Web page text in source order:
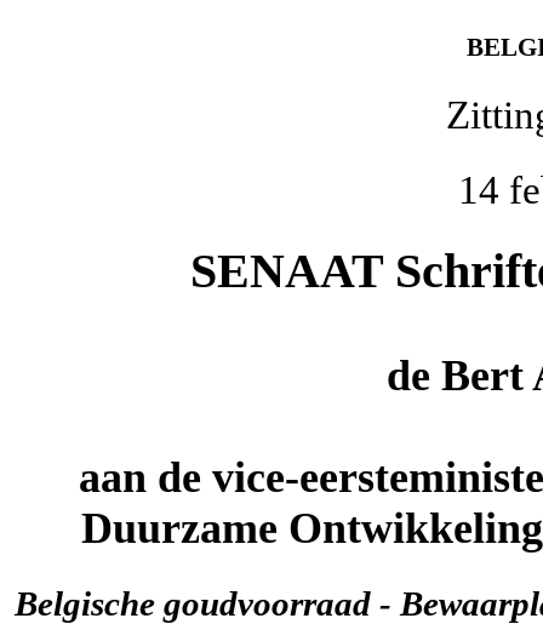
14
SENAAT
de Bert
aan de vice-
Duurzame
Belgische goudvoorraad -